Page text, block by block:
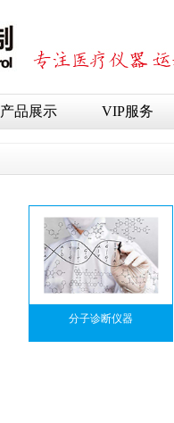
产品展示 VIP服务
分子诊断仪器